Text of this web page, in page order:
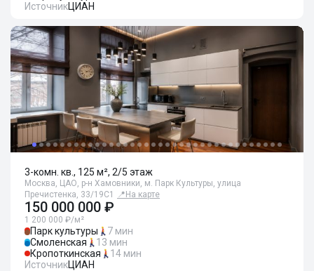
ИсточникЦИАН
3-комн. кв., 125 м², 2/5 этаж
Москва, ЦАО, р-н Хамовники, м. Парк Культуры, улица
Пречистенка, 33/19С1
📍 На карте
150 000 000 ₽
1 200 000 ₽/м²
Парк культуры
7 мин
Смоленская
13 мин
Кропоткинская
14 мин
ИсточникЦИАН